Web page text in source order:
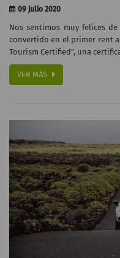
09 julio 2020
Nos sentimos muy felices
convertido en el primer rent a
Tourism Certified”, una
VER MÁS